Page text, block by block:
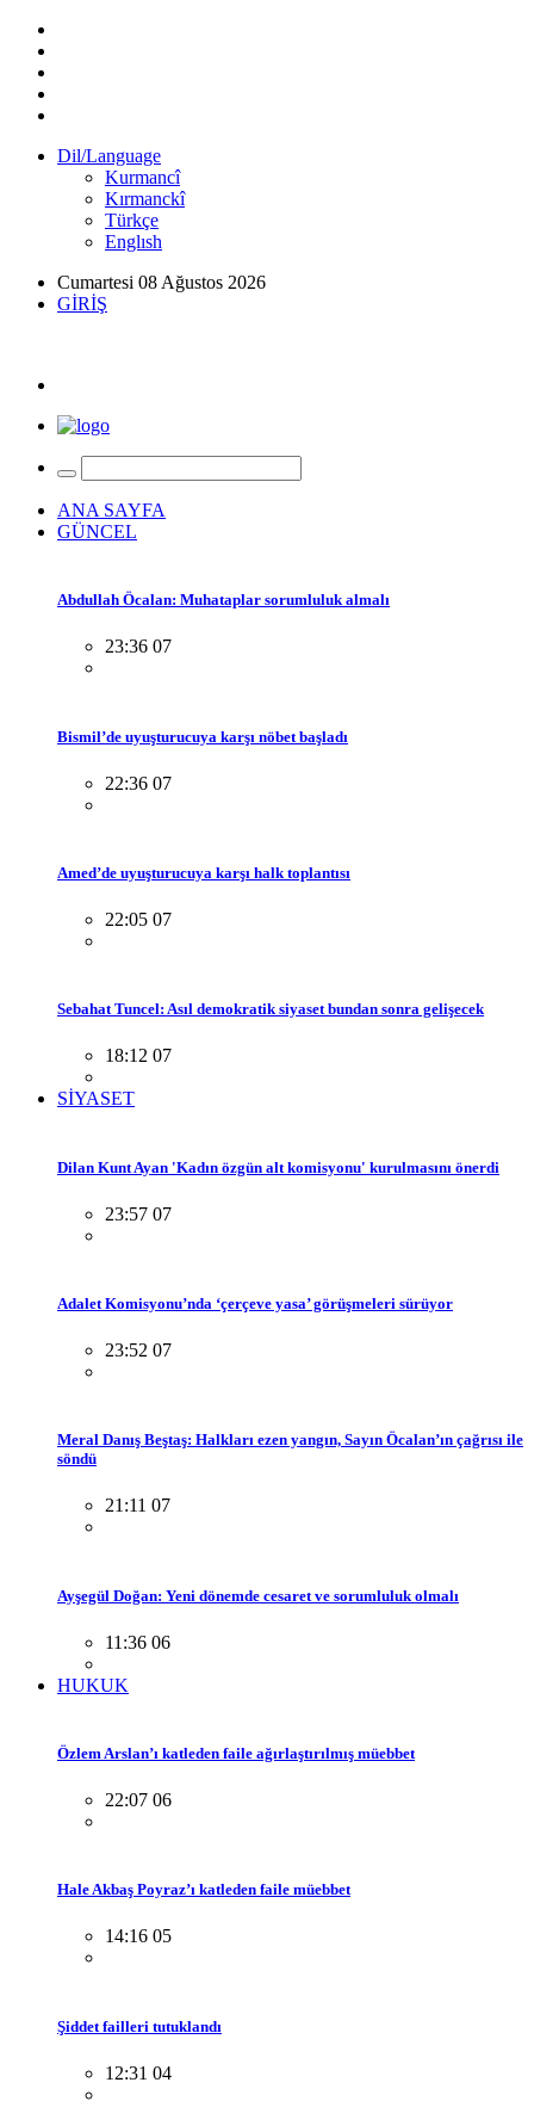
Dil/Language
Kurmancî
Kırmanckî
Türkçe
Englısh
Cumartesi 08 Ağustos 2026
GİRİŞ
ANA SAYFA
GÜNCEL
Abdullah Öcalan: Muhataplar sorumluluk almalı
23:36 07
Bismil’de uyuşturucuya karşı nöbet başladı
22:36 07
Amed’de uyuşturucuya karşı halk toplantısı
22:05 07
Sebahat Tuncel: Asıl demokratik siyaset bundan sonra gelişecek
18:12 07
SİYASET
Dilan Kunt Ayan 'Kadın özgün alt komisyonu' kurulmasını önerdi
23:57 07
Adalet Komisyonu’nda ‘çerçeve yasa’ görüşmeleri sürüyor
23:52 07
Meral Danış Beştaş: Halkları ezen yangın, Sayın Öcalan’ın çağrısı ile
söndü
21:11 07
Ayşegül Doğan: Yeni dönemde cesaret ve sorumluluk olmalı
11:36 06
HUKUK
Özlem Arslan’ı katleden faile ağırlaştırılmış müebbet
22:07 06
Hale Akbaş Poyraz’ı katleden faile müebbet
14:16 05
Şiddet failleri tutuklandı
12:31 04